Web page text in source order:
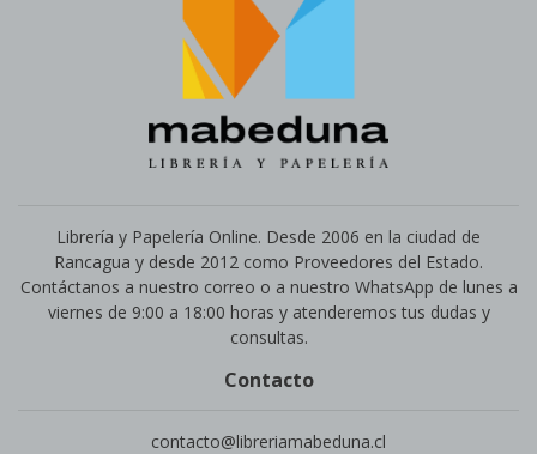
Librería y Papelería Online. Desde 2006 en la ciudad de
Rancagua y desde 2012 como Proveedores del Estado.
Contáctanos a nuestro correo o a nuestro WhatsApp de lunes a
viernes de 9:00 a 18:00 horas y atenderemos tus dudas y
consultas.
Contacto
contacto@libreriamabeduna.cl